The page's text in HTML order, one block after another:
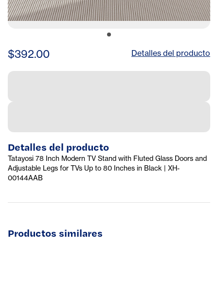
$392.00 Detalles del producto
Detalles del producto
Tatayosi 78 Inch Modern TV Stand with Fluted Glass Doors and
Adjustable Legs for TVs Up to 80 Inches in Black | XH-
00144AAB
Productos similares